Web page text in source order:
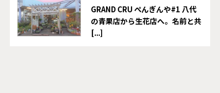
GRAND CRU ぺんぎんや#1 八代
の青果店から生花店へ。名前と共
[...]